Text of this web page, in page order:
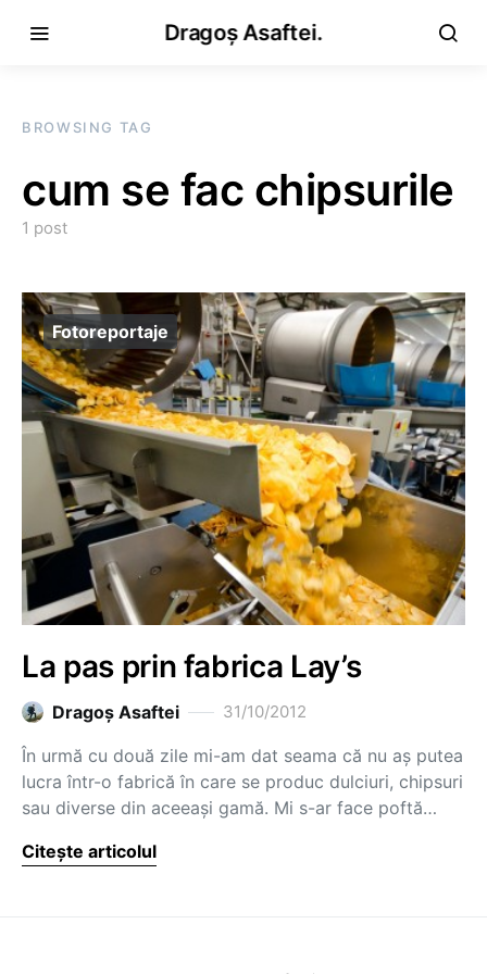
Dragoș Asaftei.
BROWSING TAG
cum se fac chipsurile
1 post
Fotoreportaje
La pas prin fabrica Lay’s
Dragoş Asaftei 31/10/2012
În urmă cu două zile mi-am dat seama că nu aș putea
lucra într-o fabrică în care se produc dulciuri, chipsuri
sau diverse din aceeași gamă. Mi s-ar face poftă…
Citește articolul